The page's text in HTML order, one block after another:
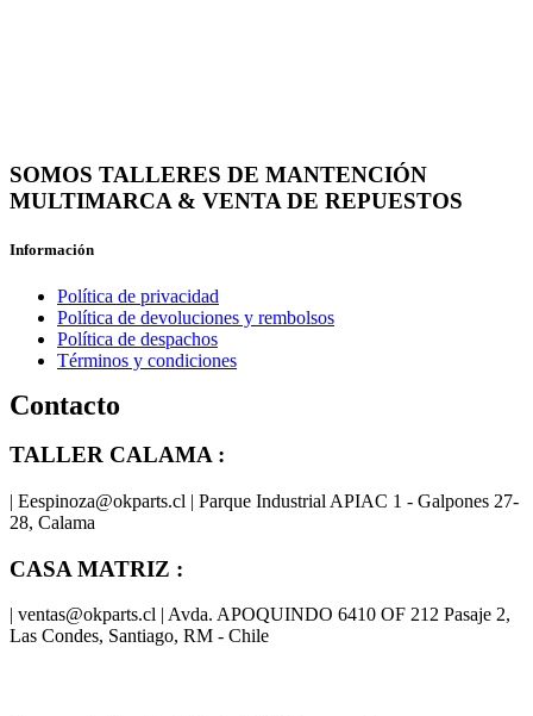
SOMOS TALLERES DE MANTENCIÓN
MULTIMARCA & VENTA DE REPUESTOS
Información
Política de privacidad
Política de devoluciones y rembolsos
Política de despachos
Términos y condiciones
Contacto
TALLER CALAMA :
| Eespinoza@okparts.cl | Parque Industrial APIAC 1 - Galpones 27-
28, Calama
CASA MATRIZ :
| ventas@okparts.cl | Avda. APOQUINDO 6410 OF 212 Pasaje 2,
Las Condes, Santiago, RM - Chile